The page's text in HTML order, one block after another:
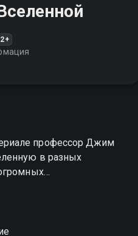
профессор Джим
в разных